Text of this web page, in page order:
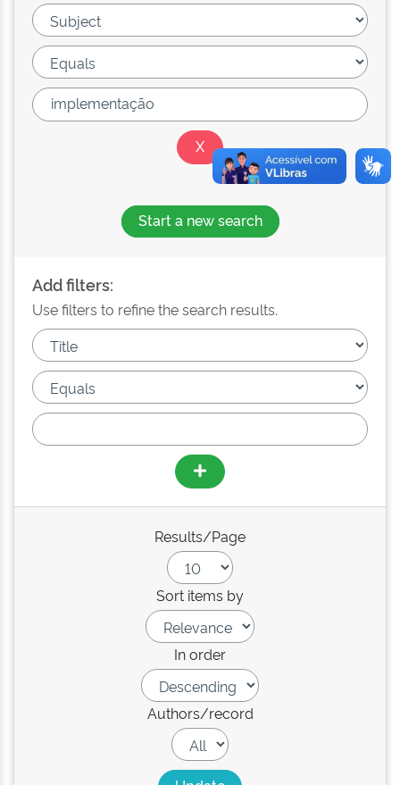
Start a new search
Add filters:
Use filters to refine the search results.
Results/Page
Sort items by
In order
Authors/record